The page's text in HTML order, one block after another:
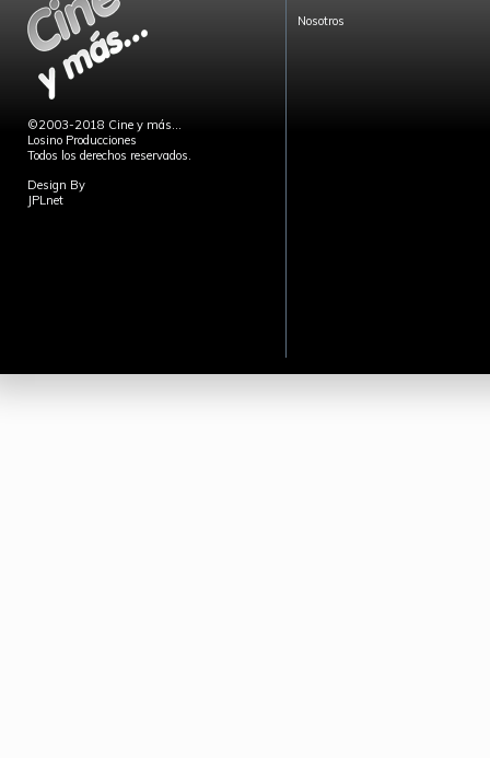
©2003-2018 Cine y más...
Losino Producciones
Todos los derechos reservados.
Design By
JPLnet
Nosotros